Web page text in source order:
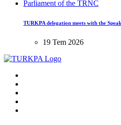
TURKPA delegation meets with the
19 Tem 2026